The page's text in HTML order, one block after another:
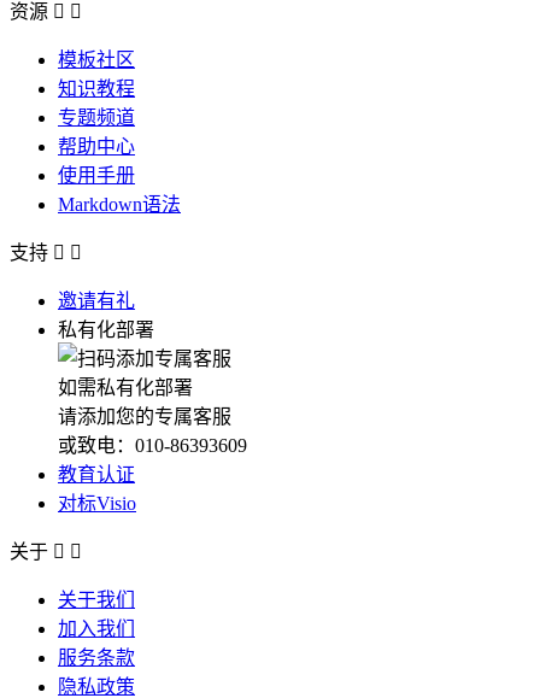
资源  
模板社区
知识教程
专题频道
帮助中心
使用手册
Markdown语法
支持  
邀请有礼
私有化部署
如需私有化部署
请添加您的专属客服
或致电：010-86393609
教育认证
对标Visio
关于  
关于我们
加入我们
服务条款
隐私政策